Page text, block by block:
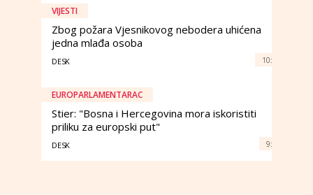
VIJESTI
Zbog požara Vjesnikovog nebodera uhićena
jedna mlađa osoba
DESK 10:
EUROPARLAMENTARAC
Stier: "Bosna i Hercegovina mora iskoristiti
priliku za europski put"
DESK 9: